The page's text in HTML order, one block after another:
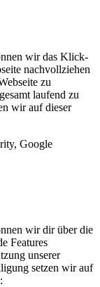
wir das Klick-
nachvollziehen
zu
laufend zu
wir auf dieser
Google
wir dir über die
Features
unserer
setzen wir auf